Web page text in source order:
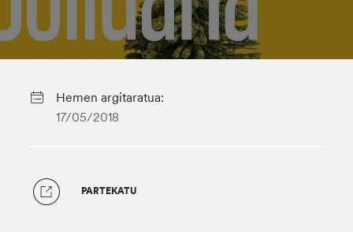
Hemen argitaratua:
17/05/2018
PARTEKATU